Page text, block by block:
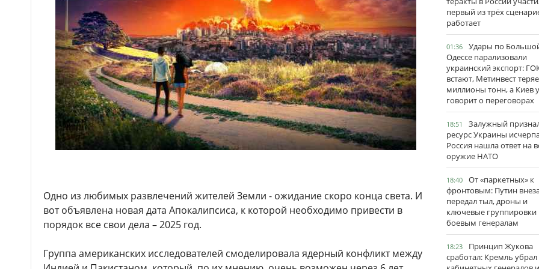
Одно из любимых развлечений жителей Земли - ожидание скоро конца света. И
вот объявлена новая дата Апокалипсиса, к которой необходимо привести в
порядок все свои дела – 2025 год.
Группа американских исследователей смоделировала ядерный конфликт между
первый из трёх
работает
01:36
Удары по
Одессе парализовали
украинский экспорт:
встают, Метинвест
миллионы тонн, а Киев
говорит о переговорах
18:51
Залужный
ресурс Украины
Россия нашла ответ на
оружие НАТО
18:40
От «паркетных» к
фронтовым: Путин
передал тыл, дроны и
ключевые группировки
боевым генералам
18:23
Принцип Жукова
сработал: Кремль убрал